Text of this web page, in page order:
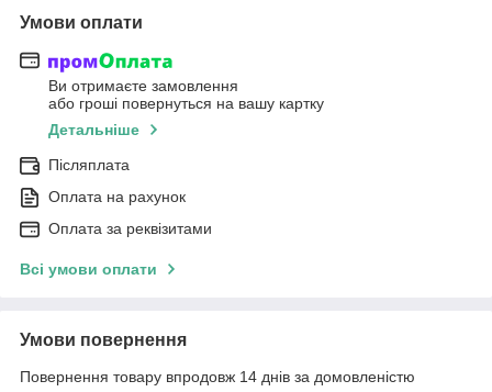
Умови оплати
Ви отримаєте замовлення
або гроші повернуться на вашу картку
Детальніше
Післяплата
Оплата на рахунок
Оплата за реквізитами
Всі умови оплати
Умови повернення
Повернення товару впродовж 14 днів за домовленістю